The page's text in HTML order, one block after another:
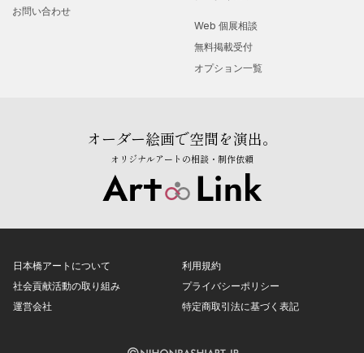
お問い合わせ
Web 個展相談
無料掲載受付
オプション一覧
オーダー絵画で空間を演出。
オリジナルアートの相談・制作依頼
日本橋アートについて
社会貢献活動の取り組み
運営会社
利用規約
プライバシーポリシー
特定商取引法に基づく表記